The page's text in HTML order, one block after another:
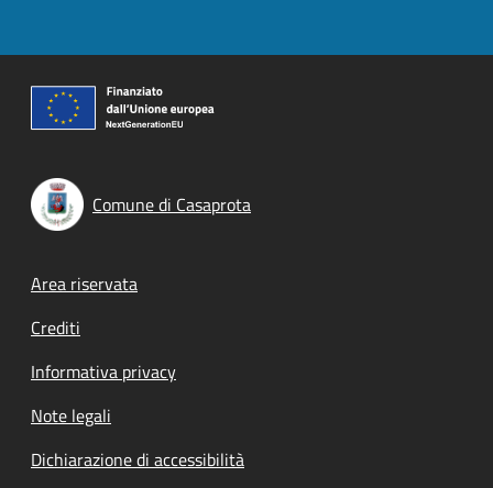
Comune di Casaprota
Footer menu
Area riservata
Crediti
Informativa privacy
Note legali
Dichiarazione di accessibilità